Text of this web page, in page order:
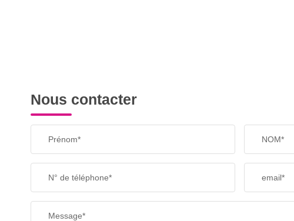
Nous contacter
Prénom* NOM*
N° de téléphone* email*
Message*